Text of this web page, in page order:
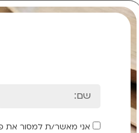
אני מאשר/ת למסור את